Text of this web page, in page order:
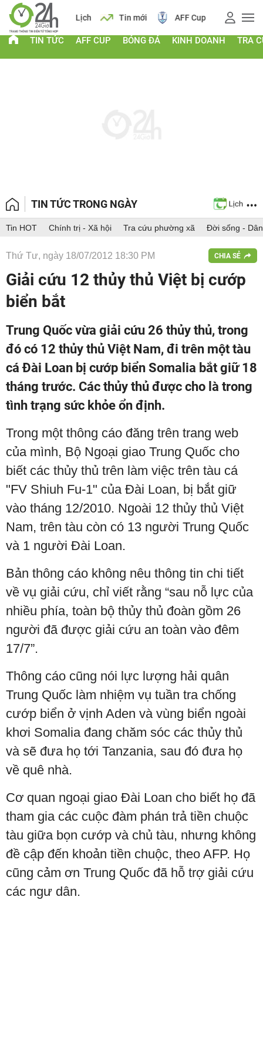
Lịch Tin mới AFF Cup Điểm chuẩn 2026
TIN TỨC AFF CUP BÓNG ĐÁ KINH DOANH TRA
TIN TỨC TRONG NGÀY
Tin HOT Chính trị - Xã hội Tra cứu phường xã Đời sống -
Thứ Tư, ngày 18/07/2012 18:30 PM CHIA SẺ
Giải cứu 12 thủy thủ Việt bị cướp
biển bắt
Trung Quốc vừa giải cứu 26 thủy thủ, trong
đó có 12 thủy thủ Việt Nam, đi trên một tàu
cá Đài Loan bị cướp biển Somalia bắt giữ 18
tháng trước. Các thủy thủ được cho là trong
tình trạng sức khỏe ổn định.
Trong một thông cáo đăng trên trang web
của mình, Bộ Ngoại giao Trung Quốc cho
biết các thủy thủ trên làm việc trên tàu cá
"FV Shiuh Fu-1" của Đài Loan, bị bắt giữ
vào tháng 12/2010. Ngoài 12 thủy thủ Việt
Nam, trên tàu còn có 13 người Trung Quốc
và 1 người Đài Loan.
Bản thông cáo không nêu thông tin chi tiết
về vụ giải cứu, chỉ viết rằng “sau nỗ lực của
nhiều phía, toàn bộ thủy thủ đoàn gồm 26
người đã được giải cứu an toàn vào đêm
17/7”.
Thông cáo cũng nói lực lượng hải quân
Trung Quốc làm nhiệm vụ tuần tra chống
cướp biển ở vịnh Aden và vùng biển ngoài
khơi Somalia đang chăm sóc các thủy thủ
và sẽ đưa họ tới Tanzania, sau đó đưa họ
về quê nhà.
Cơ quan ngoại giao Đài Loan cho biết họ đã
tham gia các cuộc đàm phán trả tiền chuộc
tàu giữa bọn cướp và chủ tàu, nhưng không
đề cập đến khoản tiền chuộc, theo AFP. Họ
cũng cảm ơn Trung Quốc đã hỗ trợ giải cứu
các ngư dân.